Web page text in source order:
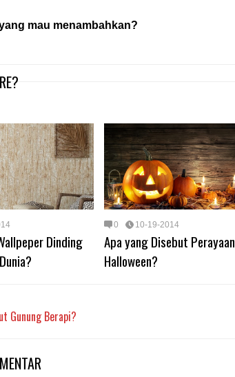
mau menambahkan?
Dinding
0 10-19-2014
Apa yang Disebut Perayaan
Halloween?
Gunung Berapi?